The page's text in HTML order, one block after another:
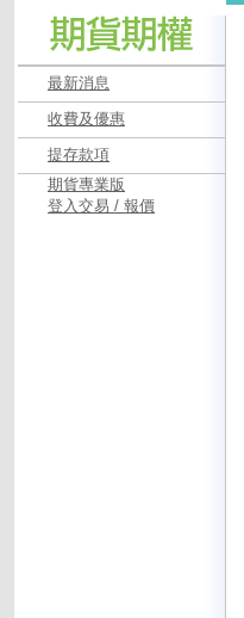
最新消息
收費及優惠
提存款項
期貨專業版
登入交易 / 報價